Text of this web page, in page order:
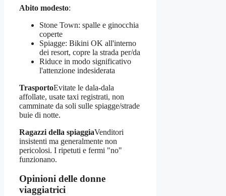
Abito modesto:
Stone Town: spalle e ginocchia
coperte
Spiagge: Bikini OK all'interno
dei resort, copre la strada per/da
Riduce in modo significativo
l'attenzione indesiderata
TrasportoEvitate le dala-dala
affollate, usate taxi registrati, non
camminate da soli sulle spiagge/strade
buie di notte.
Ragazzi della spiaggiaVenditori
insistenti ma generalmente non
pericolosi. I ripetuti e fermi "no"
funzionano.
Opinioni delle donne
viaggiatrici